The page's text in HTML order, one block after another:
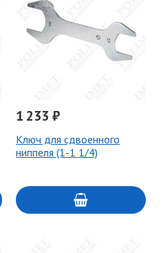
1 233 ₽
Ключ для сдвоенного
ниппеля (1-1 1/4)